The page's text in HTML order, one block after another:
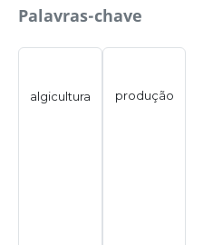
Palavras-chave
algicultura produção